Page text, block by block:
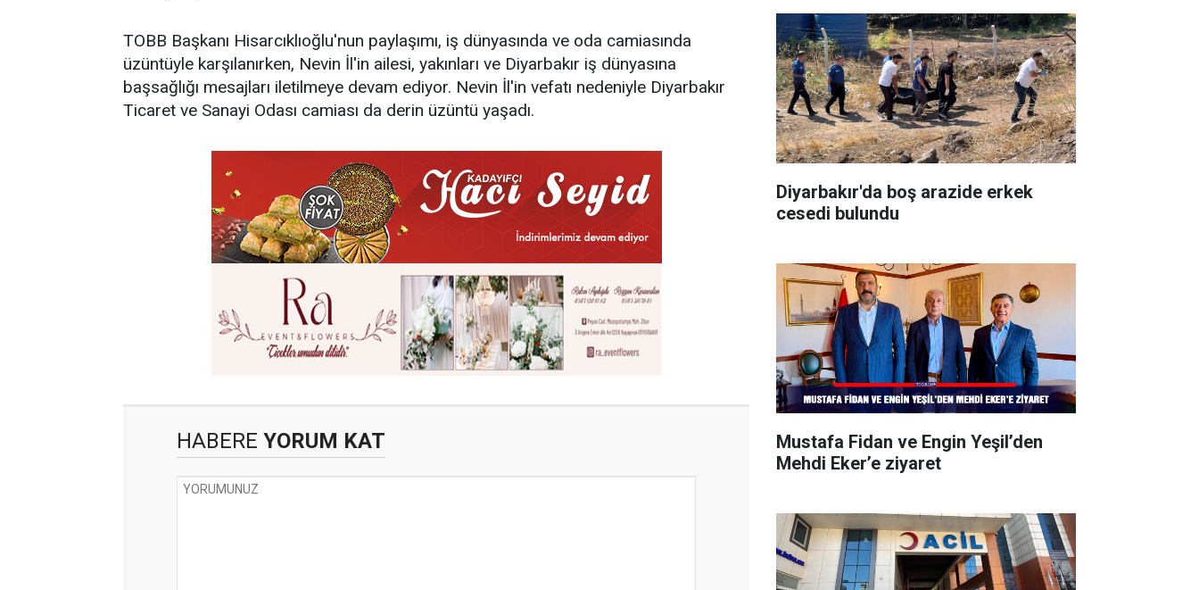
TOBB Başkanı Hisarcıklıoğlu'nun paylaşımı, iş dünyasında ve oda camiasında
üzüntüyle karşılanırken, Nevin İl'in ailesi, yakınları ve Diyarbakır iş dünyasına
başsağlığı mesajları iletilmeye devam ediyor. Nevin İl'in vefatı nedeniyle Diyarbakır
Ticaret ve Sanayi Odası camiası da derin üzüntü yaşadı.
HABERE YORUM KAT
Diyarbakır'da boş arazide erkek
cesedi bulundu
Mustafa Fidan ve Engin Yeşil’den
Mehdi Eker’e ziyaret